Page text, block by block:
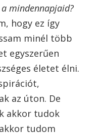
mindennapjaid?
hogy ez így
minél több
egyszerűen
életet élni.
az úton. De
akkor tudok
tudom